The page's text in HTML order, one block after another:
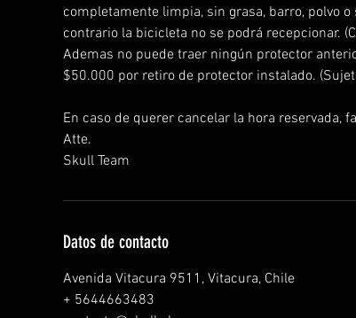
completamente limpia, sin grasa, barro, polvo
contrario la bicicleta no se podrá recepcionar.
Ademas no puede traer ningún protector
$50.000 por retiro de protector instalado.
En caso de querer cancelar la hora reservada,
Atte.
Skull Team
Datos de contacto
Avenida Vitacura 9511, Vitacura, Chile
+ 5644663483